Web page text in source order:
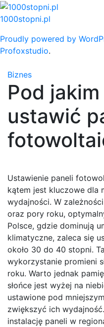
Skip
to
1000stopni.pl
Proudly powered by
Profoxstudio.
Biznes
Pod
ustawić
Ustawienie paneli
kątem jest kluczowe dla
wydajności. W
oraz pory roku,
Polsce, gdzie dominują
klimatyczne, zaleca się
około 30 do 40 stopni.
wykorzystanie promieni
roku. Warto jednak
słońce jest wyżej na
ustawione pod
zwiększyć ich
instalację paneli w